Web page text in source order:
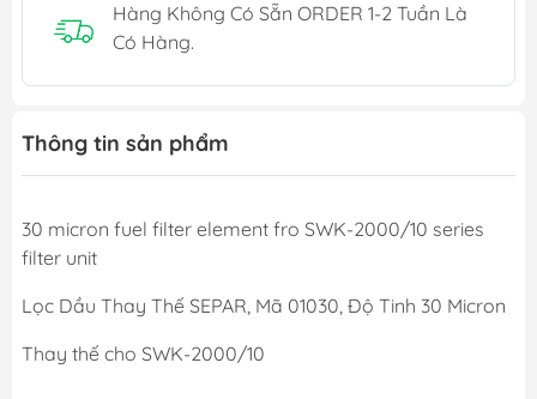
Hàng Không Có Sẵn ORDER 1-2 Tuần Là
Có Hàng.
Thông tin sản phẩm
30 micron fuel filter element fro SWK-2000/10 series
filter unit
Lọc Dầu Thay Thế SEPAR, Mã 01030, Độ Tinh 30 Micron
Thay thế cho SWK-2000/10